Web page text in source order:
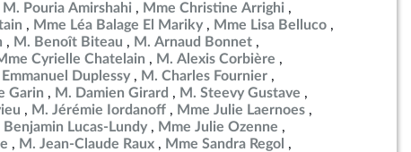
M. Pouria Amirshahi
Mme Christine Arrighi
Mme Léa Balage El Mariky
Mme Lisa Belluco
M. Benoît Biteau
M. Arnaud Bonnet
Cyrielle Chatelain
M. Alexis Corbière
Emmanuel Duplessy
M. Charles Fournier
Garin
M. Damien Girard
M. Steevy Gustave
M. Jérémie Iordanoff
Mme Julie Laernoes
Benjamin Lucas-Lundy
Mme Julie Ozenne
M. Jean-Claude Raux
Mme Sandra Regol